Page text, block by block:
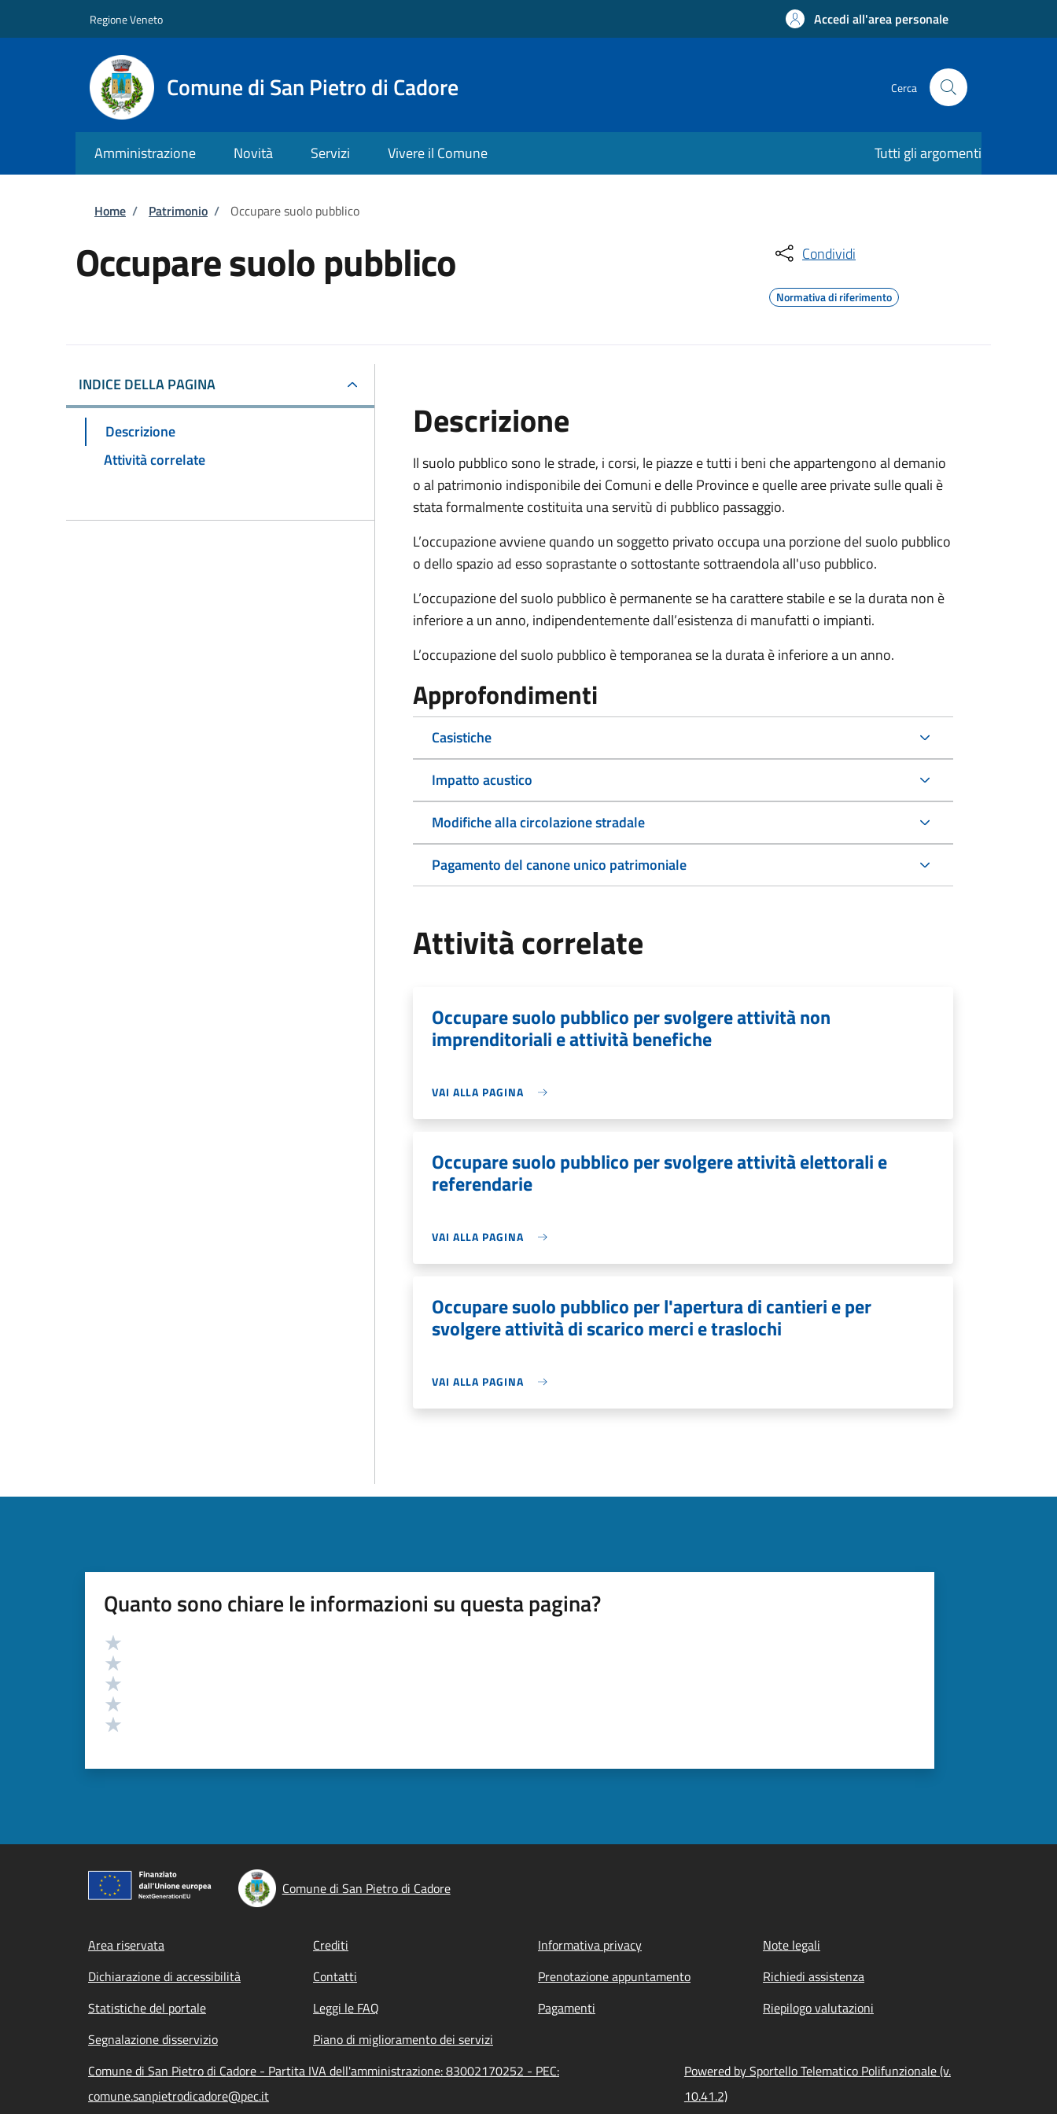
Regione Veneto Accedi all'area personale
Comune di San Pietro di Cadore Cerca
Amministrazione Novità Servizi Vivere il Comune Tutti gli argomenti
Briciole di pane
Home / Patrimonio / Occupare suolo pubblico
Occupare suolo pubblico Condividi
Normativa di riferimento
INDICE DELLA PAGINA
Descrizione
Attività correlate
Descrizione
Il suolo pubblico sono le strade, i corsi, le piazze e tutti i beni che appartengono al demanio
o al patrimonio indisponibile dei Comuni e delle Province e quelle aree private sulle quali è
stata formalmente costituita una servitù di pubblico passaggio.
L’occupazione avviene quando un soggetto privato occupa una porzione del suolo pubblico
o dello spazio ad esso soprastante o sottostante sottraendola all'uso pubblico.
L’occupazione del suolo pubblico è permanente se ha carattere stabile e se la durata non è
inferiore a un anno, indipendentemente dall’esistenza di manufatti o impianti.
L’occupazione del suolo pubblico è temporanea se la durata è inferiore a un anno.
Approfondimenti
Casistiche
Impatto acustico
Modifiche alla circolazione stradale
Pagamento del canone unico patrimoniale
Attività correlate
Occupare suolo pubblico per svolgere attività non
imprenditoriali e attività benefiche
VAI ALLA PAGINA
Occupare suolo pubblico per svolgere attività elettorali e
referendarie
VAI ALLA PAGINA
Occupare suolo pubblico per l'apertura di cantieri e per
svolgere attività di scarico merci e traslochi
VAI ALLA PAGINA
Quanto sono chiare le informazioni su questa pagina?
Valutazione
Comune di San Pietro di Cadore
Footer menu
Area riservata Crediti Informativa privacy
Note legali
Dichiarazione di accessibilità
Contatti Prenotazione appuntamento
Richiedi assistenza
Statistiche del portale
Leggi le FAQ Pagamenti
Riepilogo valutazioni
Segnalazione disservizio
Piano di miglioramento dei servizi
Comune di San Pietro di Cadore - Partita IVA dell'amministrazione: 83002170252 - PEC:
comune.sanpietrodicadore@pec.it
Powered by Sportello Telematico Polifunzionale (v.
10.41.2)